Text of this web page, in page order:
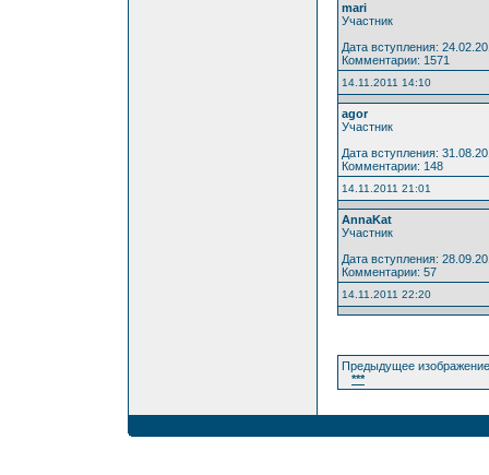
mari
Участник
Дата вступления:
Комментарии: 1571
14.11.2011 14:10
agor
Участник
Дата вступления:
Комментарии: 148
14.11.2011 21:01
AnnaKat
Участник
Дата вступления:
Комментарии: 57
14.11.2011 22:20
Предыдущее
***